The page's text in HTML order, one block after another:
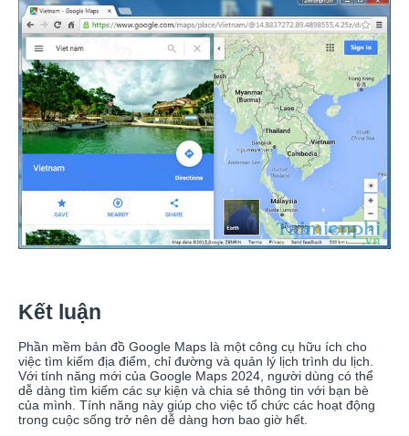
Kết luận
Phần mềm bản đồ Google Maps là một công cụ hữu ích cho
việc tìm kiếm địa điểm, chỉ đường và quản lý lịch trình du lịch.
Với tính năng mới của Google Maps 2024, người dùng có thể
dễ dàng tìm kiếm các sự kiện và chia sẻ thông tin với bạn bè
của mình. Tính năng này giúp cho việc tổ chức các hoạt động
trong cuộc sống trở nên dễ dàng hơn bao giờ hết.